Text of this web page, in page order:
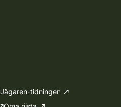
Jägaren-tidningen